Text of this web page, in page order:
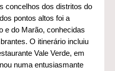
concelhos dos distritos do
pontos altos foi a
e do Marão, conhecidas
O itinerário incluiu
Vale Verde, em
numa entusiasmante